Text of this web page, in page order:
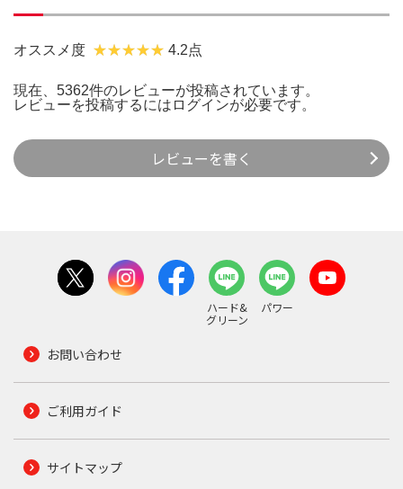
オススメ度 4.2点
現在、5362件のレビューが投稿されています。
レビューを投稿するには ログインが必要です。
レビューを書く
ハード&
グリーン
パワー
お問い合わせ
ご利用ガイド
サイトマップ